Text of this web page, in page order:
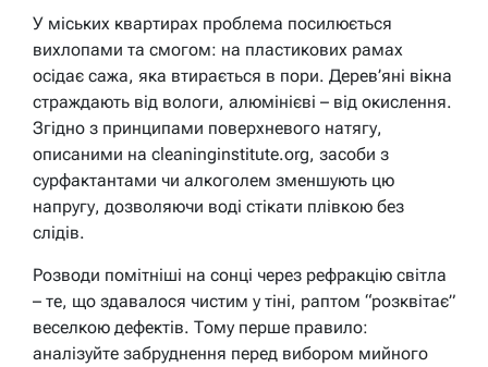
У міських квартирах проблема посилюється
вихлопами та смогом: на пластикових рамах
осідає сажа, яка втирається в пори. Дерев’яні вікна
страждають від вологи, алюмінієві – від окислення.
Згідно з принципами поверхневого натягу,
описаними на cleaninginstitute.org, засоби з
сурфактантами чи алкоголем зменшують цю
напругу, дозволяючи воді стікати плівкою без
слідів.
Розводи помітніші на сонці через рефракцію світла
– те, що здавалося чистим у тіні, раптом “розквітає”
веселкою дефектів. Тому перше правило:
аналізуйте забруднення перед вибором мийного